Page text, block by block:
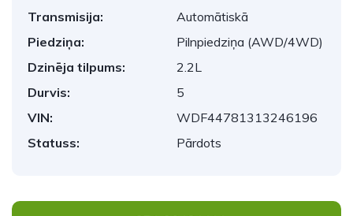
Transmisija:
Automātiskā
Piedziņa:
Pilnpiedziņa (AWD/4WD)
Dzinēja tilpums:
2.2L
Durvis:
5
VIN:
WDF44781313246196
Statuss:
Pārdots